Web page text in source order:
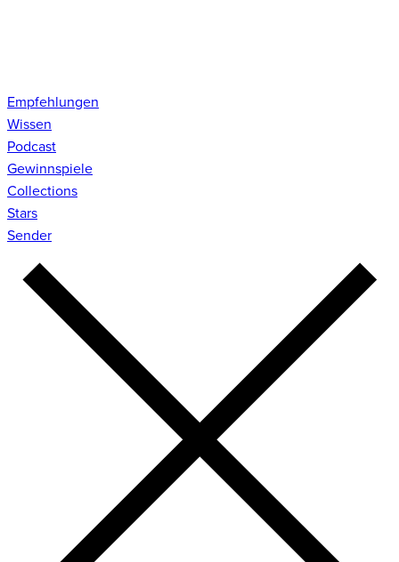
Empfehlungen
Wissen
Podcast
Gewinnspiele
Collections
Stars
Sender